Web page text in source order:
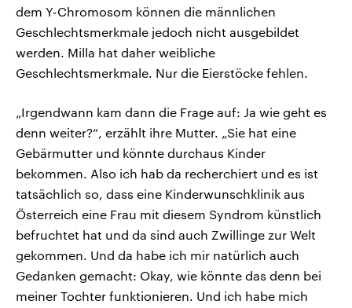
dem Y-Chromosom können die männlichen
Geschlechtsmerkmale jedoch nicht ausgebildet
werden. Milla hat daher weibliche
Geschlechtsmerkmale. Nur die Eierstöcke fehlen.
„Irgendwann kam dann die Frage auf: Ja wie geht es
denn weiter?“, erzählt ihre Mutter. „Sie hat eine
Gebärmutter und könnte durchaus Kinder
bekommen. Also ich hab da recherchiert und es ist
tatsächlich so, dass eine Kinderwunschklinik aus
Österreich eine Frau mit diesem Syndrom künstlich
befruchtet hat und da sind auch Zwillinge zur Welt
gekommen. Und da habe ich mir natürlich auch
Gedanken gemacht: Okay, wie könnte das denn bei
meiner Tochter funktionieren. Und ich habe mich